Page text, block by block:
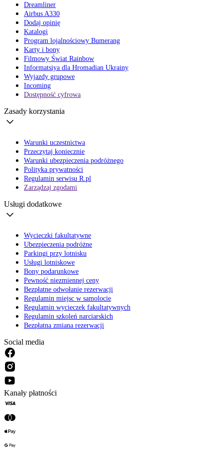
Dreamliner
Airbus A330
Dodaj opinię
Katalogi
Program lojalnościowy Bumerang
Karty i bony
Filmowy Świat Rainbow
Informatsiya dla Hromadian Ukrainy
Wyjazdy grupowe
Incoming
Dostępność cyfrowa
Zasady korzystania
Warunki uczestnictwa
Przeczytaj koniecznie
Warunki ubezpieczenia podróżnego
Polityka prywatności
Regulamin serwisu R.pl
Zarządzaj zgodami
Usługi dodatkowe
Wycieczki fakultatywne
Ubezpieczenia podróżne
Parkingi przy lotnisku
Usługi lotniskowe
Bony podarunkowe
Pewność niezmiennej ceny
Bezpłatne odwołanie rezerwacji
Regulamin miejsc w samolocie
Regulamin wycieczek fakultatywnych
Regulamin szkoleń narciarskich
Bezpłatna zmiana rezerwacji
Social media
Kanały płatności